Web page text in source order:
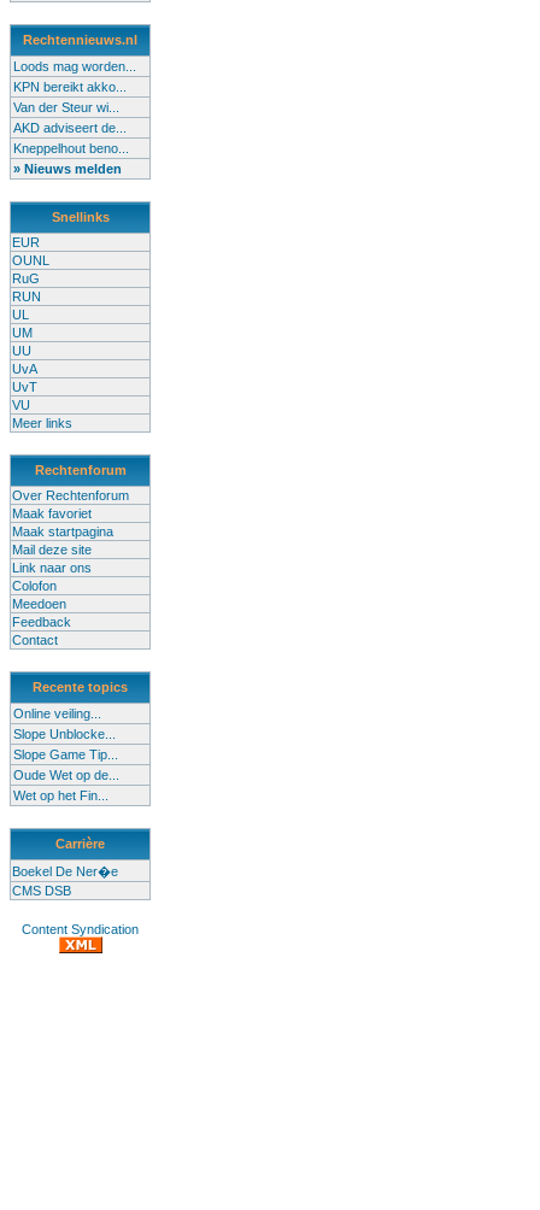
Rechtennieuws.nl
Loods mag worden...
KPN bereikt akko...
Van der Steur wi...
AKD adviseert de...
Kneppelhout beno...
» Nieuws melden
Snellinks
EUR
OUNL
RuG
RUN
UL
UM
UU
UvA
UvT
VU
Meer links
Rechtenforum
Over Rechtenforum
Maak favoriet
Maak startpagina
Mail deze site
Link naar ons
Colofon
Meedoen
Feedback
Contact
Recente topics
Online veiling...
Slope Unblocke...
Slope Game Tip...
Oude Wet op de...
Wet op het Fin...
Carrière
Boekel De Ner�e
CMS DSB
Content Syndication